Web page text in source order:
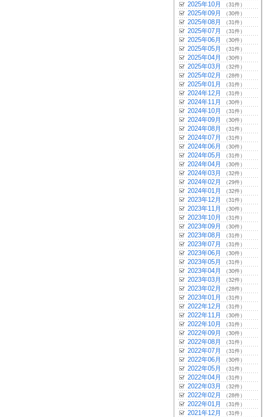
2025年10月 （31件）
2025年09月 （30件）
2025年08月 （31件）
2025年07月 （31件）
2025年06月 （30件）
2025年05月 （31件）
2025年04月 （30件）
2025年03月 （32件）
2025年02月 （28件）
2025年01月 （31件）
2024年12月 （31件）
2024年11月 （30件）
2024年10月 （31件）
2024年09月 （30件）
2024年08月 （31件）
2024年07月 （31件）
2024年06月 （30件）
2024年05月 （31件）
2024年04月 （30件）
2024年03月 （32件）
2024年02月 （29件）
2024年01月 （32件）
2023年12月 （31件）
2023年11月 （30件）
2023年10月 （31件）
2023年09月 （30件）
2023年08月 （31件）
2023年07月 （31件）
2023年06月 （30件）
2023年05月 （31件）
2023年04月 （30件）
2023年03月 （32件）
2023年02月 （28件）
2023年01月 （31件）
2022年12月 （31件）
2022年11月 （30件）
2022年10月 （31件）
2022年09月 （30件）
2022年08月 （31件）
2022年07月 （31件）
2022年06月 （30件）
2022年05月 （31件）
2022年04月 （31件）
2022年03月 （32件）
2022年02月 （28件）
2022年01月 （31件）
2021年12月 （31件）